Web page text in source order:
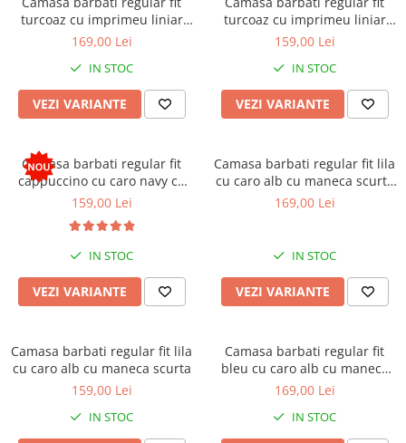
turcoaz cu imprimeu liniar
bleumarin cu maneca scurta
169,00 Lei
IN STOC
VEZI VARIANTE
turcoaz cu imprimeu liniar
bleumarin cu maneca scurta
159,00 Lei
IN STOC
VEZI VARIANTE
Camasa barbati regular fit
cappuccino cu caro navy cu
maneca scurta
159,00 Lei
IN STOC
VEZI VARIANTE
Camasa barbati regular fit lila
cu caro alb cu maneca scurta
2XL-3XL
169,00 Lei
IN STOC
VEZI VARIANTE
Camasa barbati regular fit lila
cu caro alb cu maneca scurta
159,00 Lei
IN STOC
Camasa barbati regular fit
bleu cu caro alb cu maneca
scurta 2XL-3XL
169,00 Lei
IN STOC